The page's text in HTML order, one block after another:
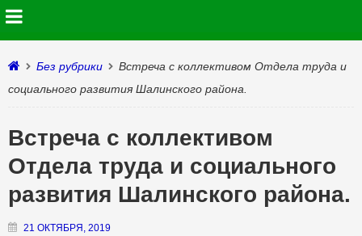
Без рубрики
Встреча с коллективом Отдела труда и
социального развития Шалинского района.
Встреча с коллективом
Отдела труда и социального
развития Шалинского района.
21 ОКТЯБРЯ, 2019